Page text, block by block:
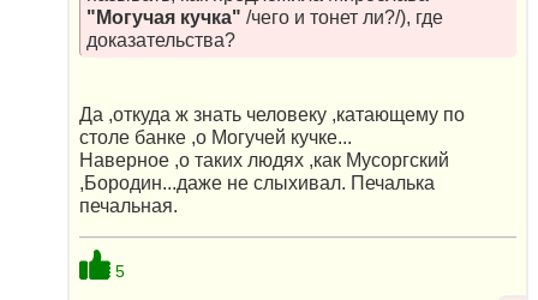
"Могучая кучка" /чего и тонет ли?/), где
доказательства?
Да ,откуда ж знать человеку ,катающему по
столе банке ,о Могучей кучке...
Наверное ,о таких людях ,как Мусоргский
,Бородин...даже не слыхивал. Печалька
печальная.
5